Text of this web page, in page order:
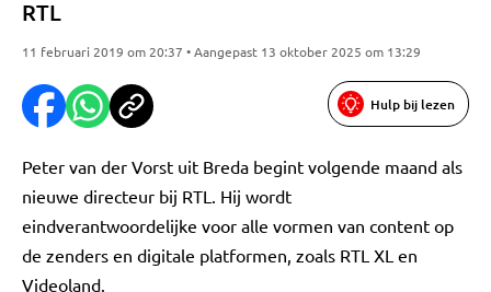
RTL
11 februari 2019 om 20:37 • Aangepast 13 oktober 2025 om 13:29
Hulp bij lezen
Peter van der Vorst uit Breda begint volgende maand als
nieuwe directeur bij RTL. Hij wordt
eindverantwoordelijke voor alle vormen van content op
de zenders en digitale platformen, zoals RTL XL en
Videoland.